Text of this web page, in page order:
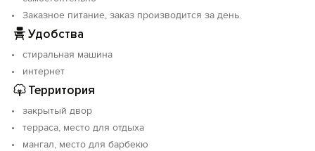
отдыха, оборудованной летней мебелью,
оборудованная общая кухня с зоной для приема
пищи, кедровая баня с купелью и крытый
подогреваемый бассейн. В качестве досуга на
территории гостевого дома есть настольный теннис и
бильярд. Также за дополнительную плату
предоставляется питание на заказ, трансфер,
экскурсионное обслуживание, массаж и
энерготерапия.
Заказное питание, заказ производится за день.
Удобства
стиральная машина
интернет
Территория
закрытый двор
терраса, место для отдыха
мангал, место для барбекю